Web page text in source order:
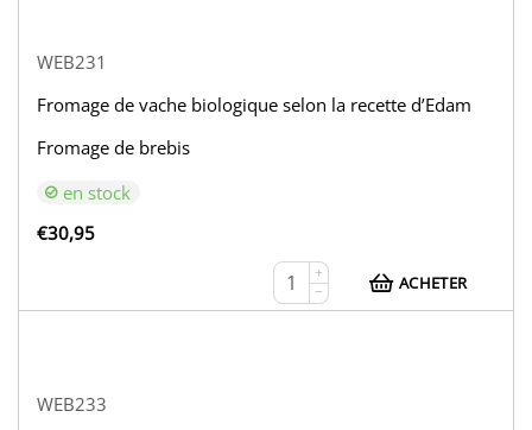
WEB231
Fromage de vache biologique selon la recette d’Edam
Fromage de brebis
en stock
€30,95
+
−
ACHETER
WEB233